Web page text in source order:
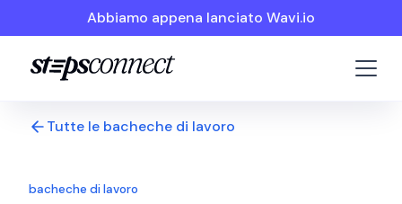
Abbiamo appena lanciato Wavi.io
Tutte le bacheche di lavoro
bacheche di lavoro